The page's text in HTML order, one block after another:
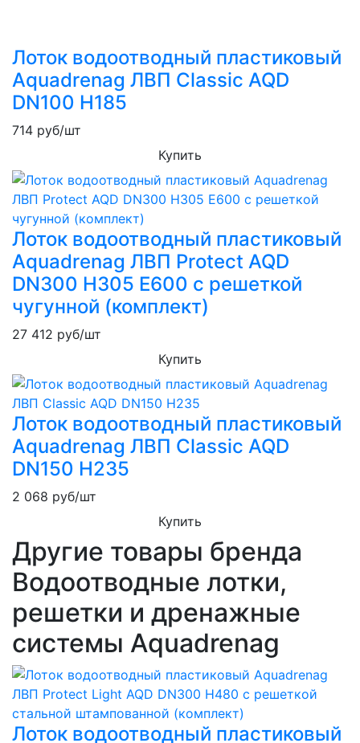
Лоток водоотводный пластиковый
Aquadrenag ЛВП Classic AQD
DN100 H185
714 руб/шт
Купить
Лоток водоотводный пластиковый
Aquadrenag ЛВП Protect AQD
DN300 H305 E600 с решеткой
чугунной (комплект)
27 412 руб/шт
Купить
Лоток водоотводный пластиковый
Aquadrenag ЛВП Classic AQD
DN150 H235
2 068 руб/шт
Купить
Другие товары бренда
Водоотводные лотки,
решетки и дренажные
системы Aquadrenag
Лоток водоотводный пластиковый